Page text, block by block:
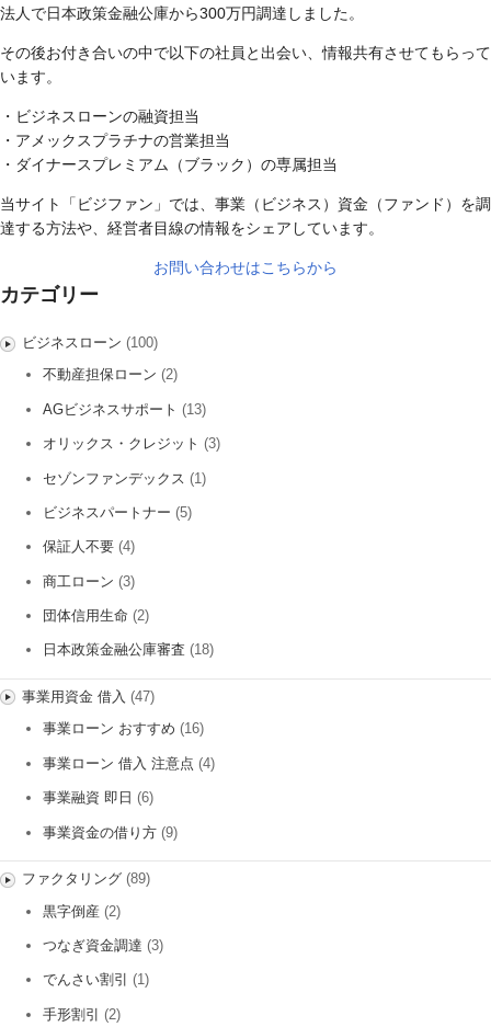
法人で日本政策金融公庫から300万円調達しました。
その後お付き合いの中で以下の社員と出会い、情報共有させてもらって
います。
・ビジネスローンの融資担当
・アメックスプラチナの営業担当
・ダイナースプレミアム（ブラック）の専属担当
当サイト「ビジファン」では、事業（ビジネス）資金（ファンド）を調
達する方法や、経営者目線の情報をシェアしています。
お問い合わせはこちらから
カテゴリー
ビジネスローン (100)
不動産担保ローン (2)
AGビジネスサポート (13)
オリックス・クレジット (3)
セゾンファンデックス (1)
ビジネスパートナー (5)
保証人不要 (4)
商工ローン (3)
団体信用生命 (2)
日本政策金融公庫審査 (18)
事業用資金 借入 (47)
事業ローン おすすめ (16)
事業ローン 借入 注意点 (4)
事業融資 即日 (6)
事業資金の借り方 (9)
ファクタリング(89)
黒字倒産 (2)
つなぎ資金調達 (3)
でんさい割引 (1)
手形割引 (2)